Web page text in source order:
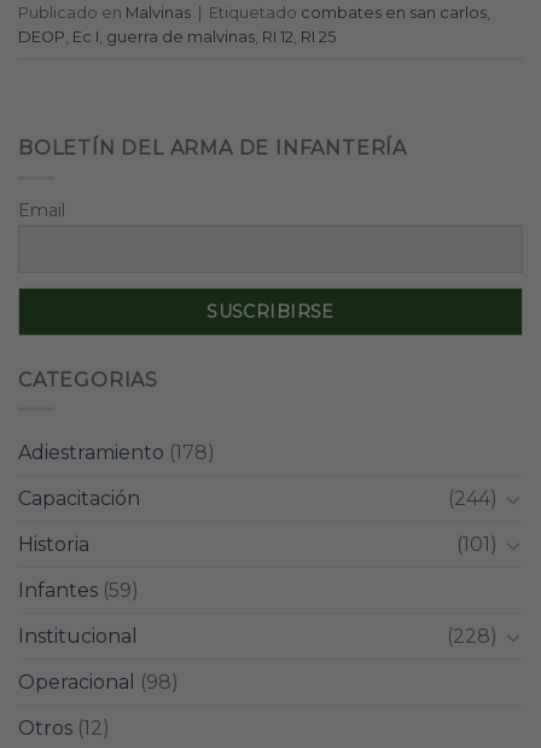
Publicado en Malvinas | Etiquetado combates en san carlos
DEOP Ec I guerra de malvinas RI 12 RI 25
BOLETÍN DEL ARMA DE INFANTERÍA
Email
CATEGORIAS
Adiestramiento (178)
Capacitación
(244)
Historia
(101)
Infantes (59)
Institucional
(228)
Operacional
(98)
Otros (12)